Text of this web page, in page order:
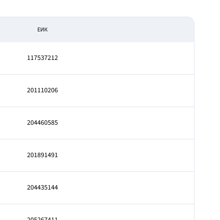
ЕИК
117537212
201110206
204460585
201891491
204435144